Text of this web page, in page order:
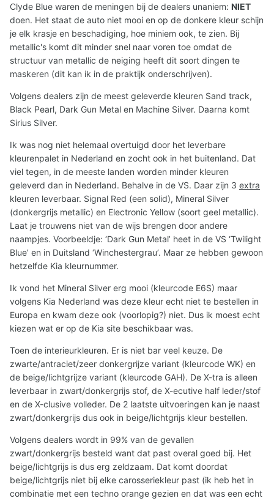
Clyde Blue waren de meningen bij de dealers unaniem: NIET
doen. Het staat de auto niet mooi en op de donkere kleur schijn
je elk krasje en beschadiging, hoe miniem ook, te zien. Bij
metallic's komt dit minder snel naar voren toe omdat de
structuur van metallic de neiging heeft dit soort dingen te
maskeren (dit kan ik in de praktijk onderschrijven).
Volgens dealers zijn de meest geleverde kleuren Sand track,
Black Pearl, Dark Gun Metal en Machine Silver. Daarna komt
Sirius Silver.
Ik was nog niet helemaal overtuigd door het leverbare
kleurenpalet in Nederland en zocht ook in het buitenland. Dat
viel tegen, in de meeste landen worden minder kleuren
geleverd dan in Nederland. Behalve in de VS. Daar zijn 3 extra
kleuren leverbaar. Signal Red (een solid), Mineral Silver
(donkergrijs metallic) en Electronic Yellow (soort geel metallic).
Laat je trouwens niet van de wijs brengen door andere
naampjes. Voorbeeldje: ‘Dark Gun Metal’ heet in de VS ‘Twilight
Blue’ en in Duitsland ‘Winchestergrau’. Maar ze hebben gewoon
hetzelfde Kia kleurnummer.
Ik vond het Mineral Silver erg mooi (kleurcode E6S) maar
volgens Kia Nederland was deze kleur echt niet te bestellen in
Europa en kwam deze ook (voorlopig?) niet. Dus ik moest echt
kiezen wat er op de Kia site beschikbaar was.
Toen de interieurkleuren. Er is niet bar veel keuze. De
zwarte/antraciet/zeer donkergrijze variant (kleurcode WK) en
de beige/lichtgrijze variant (kleurcode GAH). De X-tra is alleen
leverbaar in zwart/donkergrijs stof, de X-ecutive half leder/stof
en de X-clusive volleder. De 2 laatste uitvoeringen kan je naast
zwart/donkergrijs dus ook in beige/lichtgrijs kleur bestellen.
Volgens dealers wordt in 99% van de gevallen
zwart/donkergrijs besteld want dat past overal goed bij. Het
beige/lichtgrijs is dus erg zeldzaam. Dat komt doordat
beige/lichtgrijs niet bij elke carosseriekleur past (ik heb het in
combinatie met een techno orange gezien en dat was een echt